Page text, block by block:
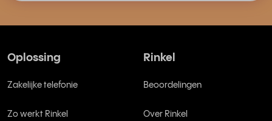
Oplossing
Zakelijke telefonie
Zo werkt Rinkel
Rinkel
Beoordelingen
Over Rinkel